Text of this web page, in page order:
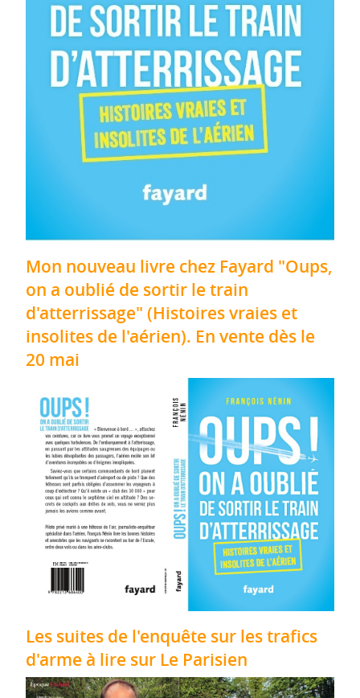
Mon nouveau livre chez Fayard "Oups,
on a oublié de sortir le train
d'atterrissage" (Histoires vraies et
insolites de l'aérien). En vente dès le
20 mai
Les suites de l'enquête sur les trafics
d'arme à lire sur Le Parisien